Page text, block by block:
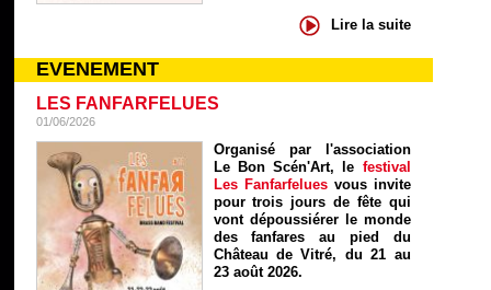
Lire la suite
EVENEMENT
LES FANFARFELUES
01/06/2026
Organisé par l'association
Le Bon Scén'Art, le festival
Les Fanfarfelues vous invite
pour trois jours de fête qui
vont dépoussiérer le monde
des fanfares au pied du
Château de Vitré, du 21 au
23 août 2026.